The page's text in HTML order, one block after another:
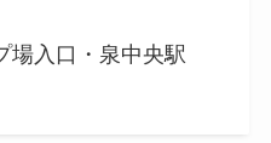
場入口・泉中央駅